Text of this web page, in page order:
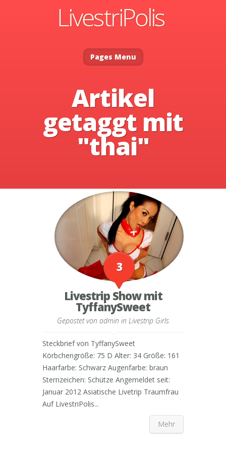
Pages Menu
Artikel
getaggt mit
"thai"
3
Livestrip Show mit
TyffanySweet
Gepostet von admin in Livestrip Girls
Steckbrief von TyffanySweet
Körbchengröße: 75 D Alter: 34 Größe: 161
Haarfarbe: Schwarz Augenfarbe: braun
Sternzeichen: Schütze Angemeldet seit:
Januar 2012 Asiatische Livetrip Traumfrau
Auf LivestriPolis...
Mehr